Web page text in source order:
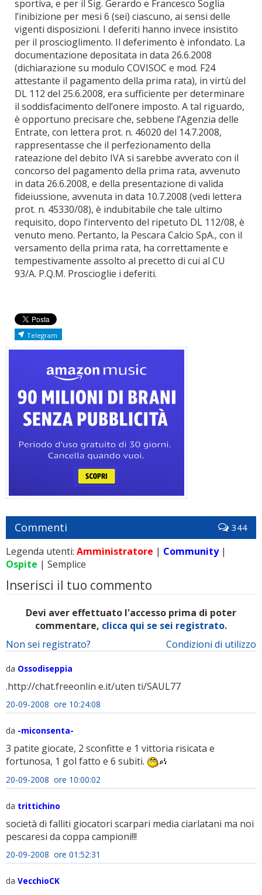
sportiva, e per il Sig. Gerardo e Francesco Soglia
l’inibizione per mesi 6 (sei) ciascuno, ai sensi delle
vigenti disposizioni. I deferiti hanno invece insistito
per il proscioglimento. Il deferimento è infondato. La
documentazione depositata in data 26.6.2008
(dichiarazione su modulo COVISOC e mod. F24
attestante il pagamento della prima rata), in virtù del
DL 112 del 25.6.2008, era sufficiente per determinare
il soddisfacimento dell’onere imposto. A tal riguardo,
è opportuno precisare che, sebbene l’Agenzia delle
Entrate, con lettera prot. n. 46020 del 14.7.2008,
rappresentasse che il perfezionamento della
rateazione del debito IVA si sarebbe avverato con il
concorso del pagamento della prima rata, avvenuto
in data 26.6.2008, e della presentazione di valida
fideiussione, avvenuta in data 10.7.2008 (vedi lettera
prot. n. 45330/08), è indubitabile che tale ultimo
requisito, dopo l’intervento del ripetuto DL 112/08, è
venuto meno. Pertanto, la Pescara Calcio SpA., con il
versamento della prima rata, ha correttamente e
tempestivamente assolto al precetto di cui al CU
93/A. P.Q.M. Proscioglie i deferiti.
Telegram
Commenti 344
Legenda utenti: Amministratore | Community|
Ospite | Semplice
Inserisci il tuo commento
Devi aver effettuato l'accesso prima di poter
commentare, clicca qui se sei registrato.
Condizioni di utilizzo
Non sei registrato?
da Ossodiseppia
.http://chat.freeonlin e.it/uten ti/SAUL77
20-09-2008 ore 10:24:08
da -miconsenta-
3 patite giocate, 2 sconfitte e 1 vittoria risicata e
fortunosa, 1 gol fatto e 6 subiti.
20-09-2008 ore 10:00:02
da trittichino
società di falliti giocatori scarpari media ciarlatani ma noi
pescaresi da coppa campioni!!!
20-09-2008 ore 01:52:31
da VecchioCK